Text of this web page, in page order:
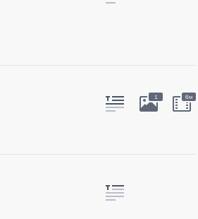
1 6м